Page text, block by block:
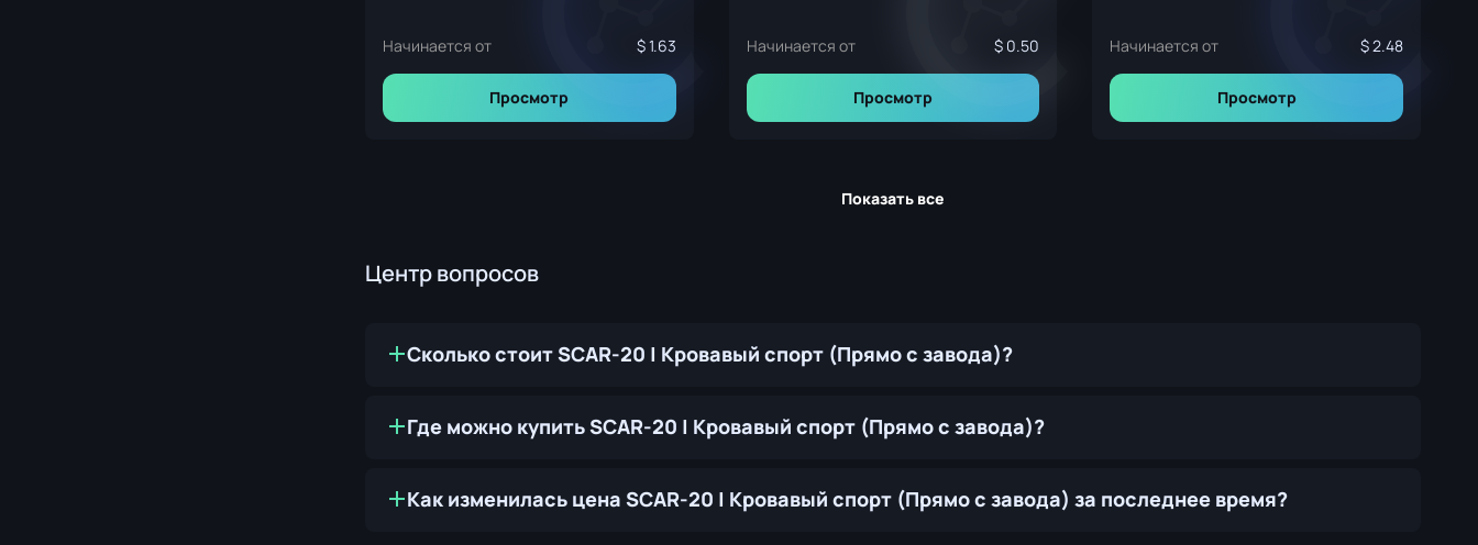
Начинается от 1.63
Просмотр
Начинается от 0.50
Просмотр
Начинается от 2.48
Просмотр
Показать все
Центр вопросов
Сколько стоит SCAR-20 | Кровавый спорт (Прямо с завода)?
Где можно купить SCAR-20 | Кровавый спорт (Прямо с завода)?
Как изменилась цена SCAR-20 | Кровавый спорт (Прямо с завода) за последнее время?